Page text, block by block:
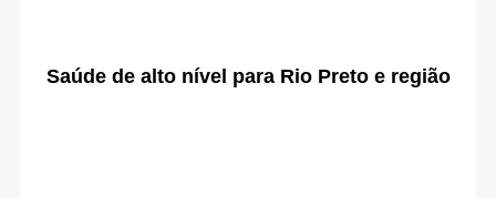
Saúde de alto nível para Rio Preto e região